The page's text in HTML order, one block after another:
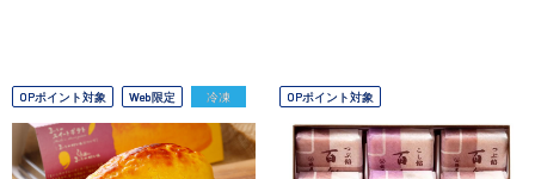
OPポイント対象 Web限定 冷凍 OPポイント対象